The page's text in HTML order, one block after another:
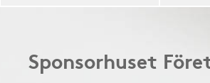
Sponsorhuset